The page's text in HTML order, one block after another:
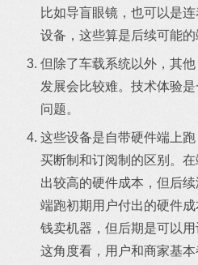
比如导盲眼镜，也可以是
设备，这些算是后续可能的
但除了车载系统以外，其他
发展会比较难。技术体验
问题。
这些设备是自带硬件端上
买断制和订阅制的区别。
出较高的硬件成本，但后
端跑初期用户付出的硬件
钱卖机器，但后期是可以
这角度看，用户和商家基